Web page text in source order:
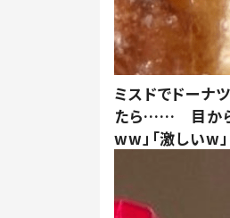
ミスドでドーナ
たら…… 目から
ww」「激しいw」